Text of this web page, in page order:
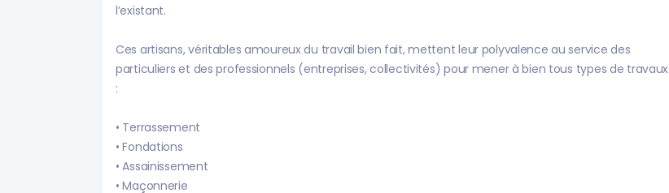
l’existant.
Ces artisans, véritables amoureux du travail bien fait, mettent leur polyvalence au service des
particuliers et des professionnels (entreprises, collectivités) pour mener à bien tous types de travaux
:
• Terrassement
• Fondations
• Assainissement
• Maçonnerie